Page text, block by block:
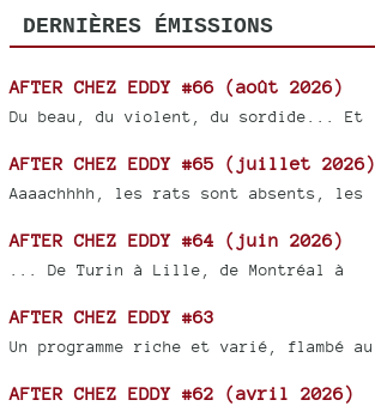
DERNIÈRES ÉMISSIONS
AFTER CHEZ EDDY #66 (août 2026)
Du beau, du violent, du sordide... Et
AFTER CHEZ EDDY #65 (juillet 2026)
Aaaachhhh, les rats sont absents, les
AFTER CHEZ EDDY #64 (juin 2026)
... De Turin à Lille, de Montréal à
AFTER CHEZ EDDY #63
Un programme riche et varié, flambé au
AFTER CHEZ EDDY #62 (avril 2026)